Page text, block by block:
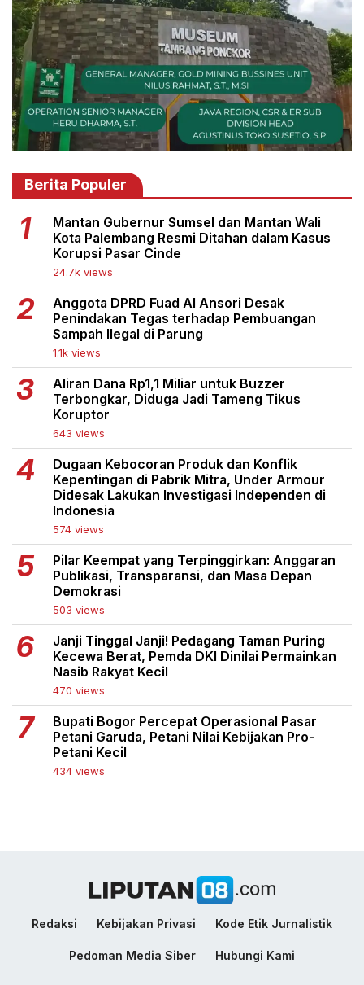
Berita Populer
Mantan Gubernur Sumsel dan Mantan Wali
Kota Palembang Resmi Ditahan dalam Kasus
Korupsi Pasar Cinde
24.7k views
Anggota DPRD Fuad Al Ansori Desak
Penindakan Tegas terhadap Pembuangan
Sampah Ilegal di Parung
1.1k views
Aliran Dana Rp1,1 Miliar untuk Buzzer
Terbongkar, Diduga Jadi Tameng Tikus
Koruptor
643 views
Dugaan Kebocoran Produk dan Konflik
Kepentingan di Pabrik Mitra, Under Armour
Didesak Lakukan Investigasi Independen di
Indonesia
574 views
Pilar Keempat yang Terpinggirkan: Anggaran
Publikasi, Transparansi, dan Masa Depan
Demokrasi
503 views
Janji Tinggal Janji! Pedagang Taman Puring
Kecewa Berat, Pemda DKI Dinilai Permainkan
Nasib Rakyat Kecil
470 views
Bupati Bogor Percepat Operasional Pasar
Petani Garuda, Petani Nilai Kebijakan Pro-
Petani Kecil
434 views
Redaksi Kebijakan Privasi Kode Etik Jurnalistik
Pedoman Media Siber Hubungi Kami